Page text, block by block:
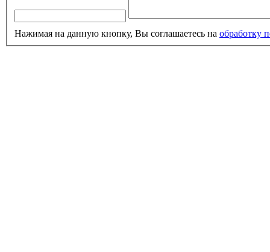
Нажимая на данную кнопку, Вы соглашаетесь на обработку